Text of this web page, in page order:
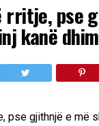
rritje, pse
kanë